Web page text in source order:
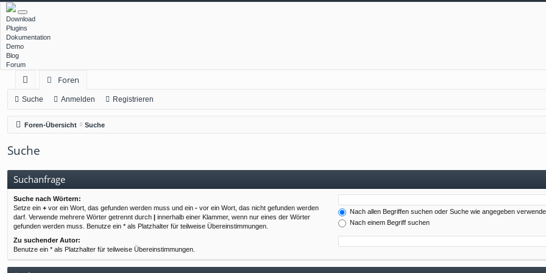
Download
Plugins
Dokumentation
Demo
Blog
Forum
ch
ne
llz
ug
Foren
Suche Anmelden Registrieren
Foren-Übersicht Suche
Suche
Suchanfrage
Suche nach Wörtern:
Setze ein + vor ein Wort, das gefunden werden muss und ein - vor ein Wort, das nicht gefunden werden
darf. Verwende mehrere Wörter getrennt durch | innerhalb einer Klammer, wenn nur eines der Wörter
gefunden werden muss. Benutze ein * als Platzhalter für teilweise Übereinstimmungen.
Nach allen Begriffen suchen oder Suche wie angegeben
Nach einem Begriff suchen
Zu suchender Autor:
Benutze ein * als Platzhalter für teilweise Übereinstimmungen.